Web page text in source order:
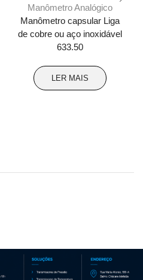
Manômetro Analógico
Manômetro capsular Liga
de cobre ou aço inoxidável
633.50
LER MAIS